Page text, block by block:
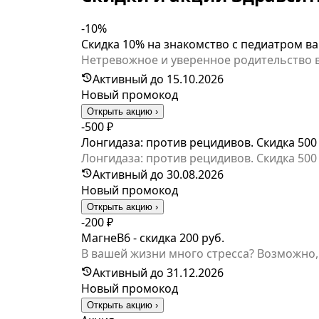
-10%
Скидка 10% на знакомство с педиатром
Нетревожное и уверенное родительство
приболевшим малышом нужно приехать в
чтобы всё точно было подрукой и без
исключения специалисты
доктором было ещё приятнее —
docdeti.Предложение действует по 15
docdeti.
Активный до 15.10.2026
Новый промокод
Открыть акцию ›
-500 ₽
Лонгидаза: против рецидивов. Скидка
Лонгидаза: против рецидивов. Скидка
Активный до 30.08.2026
Новый промокод
Открыть акцию ›
-200 ₽
МагнеB6 - скидка 200 руб.
В вашей жизни много стресса?
в условиях стресса. Способствует
старше 1 года.Используйте скидку 200
Активный до 31.12.2026
Новый промокод
Открыть акцию ›